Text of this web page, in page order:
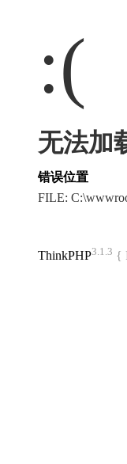
:(
无法加
错误位置
FILE:
ThinkPHP3.1.3 {